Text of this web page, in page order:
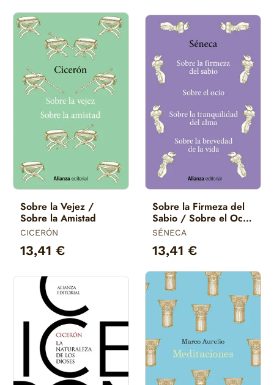
Sobre la Vejez /
Sobre la Amistad
CICERÓN
13,41 €
Sobre la Firmeza del
Sabio / Sobre el Ocio
/ Sobre la
/ So
SÉNECA
13,41 €